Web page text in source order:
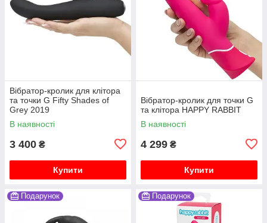
Вібратор-кролик для клітора
та точки G Fifty Shades of
Grey 2019
В наявності
3 400 ₴
Купити
Вібратор-кролик для точки G
та клітора HAPPY RABBIT
В наявності
4 299 ₴
Купити
Подарунок Подарунок